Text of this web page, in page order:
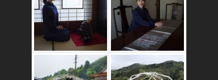
かたゑ庵築100年
の古民家